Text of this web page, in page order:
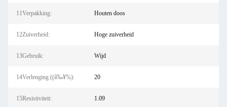
11Verpakking: Houten doos
12Zuiverheid: Hoge zuiverheid
13Gebruik: Wijd
14Verlenging ((â‰¥%): 20
15Resistiviteit: 1.09